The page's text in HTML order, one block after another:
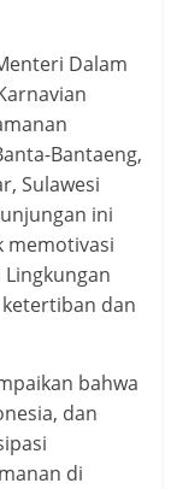
Dalam
Bantaeng,
Sulawesi
ini
memotivasi
ketertiban dan
bahwa
dan
di